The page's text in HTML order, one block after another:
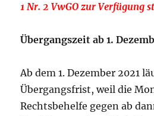
1 Nr. 2 VwGO zur Verfügung
Übergangszeit ab 1.
Ab dem 1. Dezember 2021
Übergangsfrist, weil die
Rechtsbehelfe gegen ab